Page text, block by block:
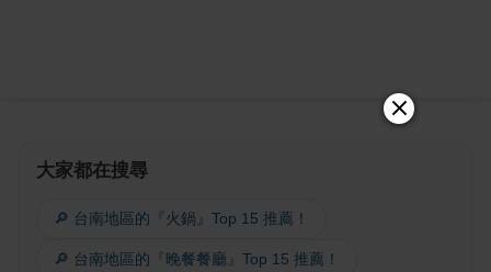
大家都在搜尋
🔎 台南地區的『火鍋』Top 15 推薦！
🔎 台南地區的『晚餐餐廳』Top 15 推薦！